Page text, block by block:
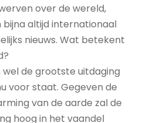
over de wereld,
altijd internationaal
nieuws. Wat betekent
de grootste uitdaging
voor staat. Gegeven de
van de aarde zal de
hoog in het vaandel